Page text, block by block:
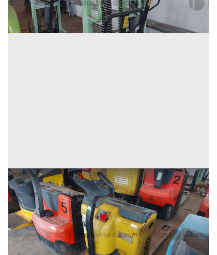
Annuncio scaduto
Codice annuncio: 152494393
19#9470 Transpallet elettrico Yale MP18
Inserito il: 10/02/2026
Conselve
(Padova)
Annuncio scaduto
Prezzo
389 €
Codice annuncio: 2072083516